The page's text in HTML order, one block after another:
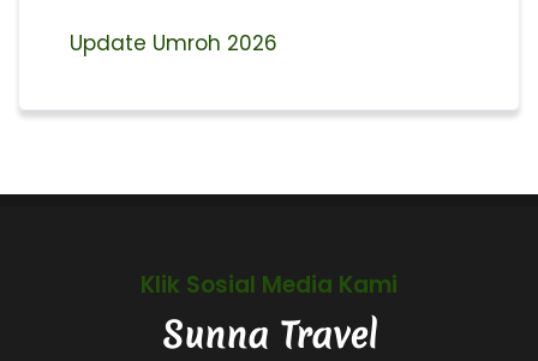
Update Umroh 2026
Klik Sosial Media Kami
Sunna Travel